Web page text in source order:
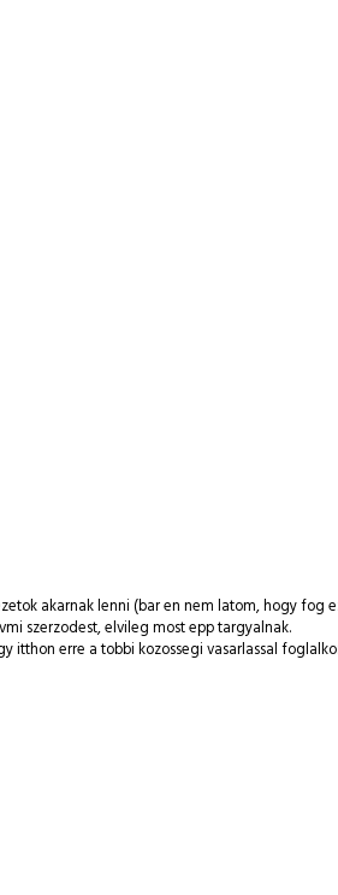
akarnak lenni (bar en nem latom, hogy fog
szerzodest, elvileg most epp targyalnak.
itthon erre a tobbi kozossegi vasarlassal